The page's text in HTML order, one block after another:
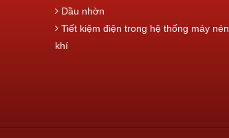
Dầu nhờn
Tiết kiệm điện trong hệ thống máy nén
khí